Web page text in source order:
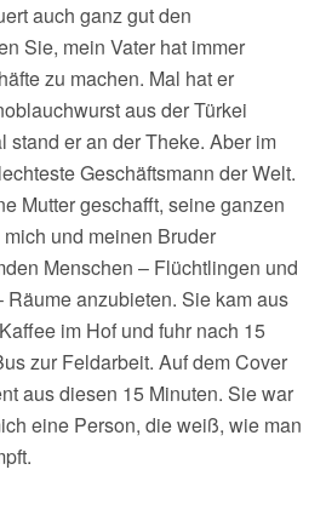
auch ganz gut den
Sie, mein Vater hat immer
zu machen. Mal hat er
aus der Türkei
stand er an der Theke. Aber im
Geschäftsmann der Welt.
Mutter geschafft, seine ganzen
und meinen Bruder
Menschen – Flüchtlingen und
anzubieten. Sie kam aus
im Hof und fuhr nach 15
zur Feldarbeit. Auf dem Cover
aus diesen 15 Minuten. Sie war
eine Person, die weiß, wie man